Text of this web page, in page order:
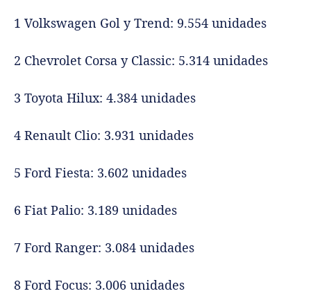
1 Volkswagen Gol y Trend: 9.554 unidades
2 Chevrolet Corsa y Classic: 5.314 unidades
3 Toyota Hilux: 4.384 unidades
4 Renault Clio: 3.931 unidades
5 Ford Fiesta: 3.602 unidades
6 Fiat Palio: 3.189 unidades
7 Ford Ranger: 3.084 unidades
8 Ford Focus: 3.006 unidades